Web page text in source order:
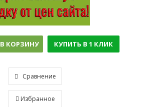
В КОРЗИНУ КУПИТЬ В 1 КЛИК
Сравнение
Избранное